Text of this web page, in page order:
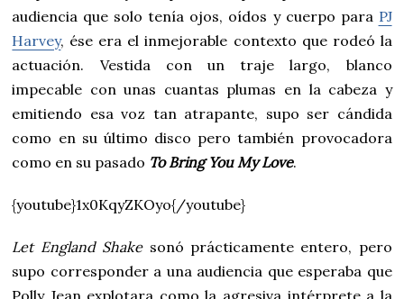
audiencia que solo tenía ojos, oídos y cuerpo para PJ
Harvey, ése era el inmejorable contexto que rodeó la
actuación. Vestida con un traje largo, blanco
impecable con unas cuantas plumas en la cabeza y
emitiendo esa voz tan atrapante, supo ser cándida
como en su último disco pero también provocadora
como en su pasado To Bring You My Love.
{youtube}1x0KqyZKOyo{/youtube}
Let England Shake sonó prácticamente entero, pero
supo corresponder a una audiencia que esperaba que
Polly Jean explotara como la agresiva intérprete a la